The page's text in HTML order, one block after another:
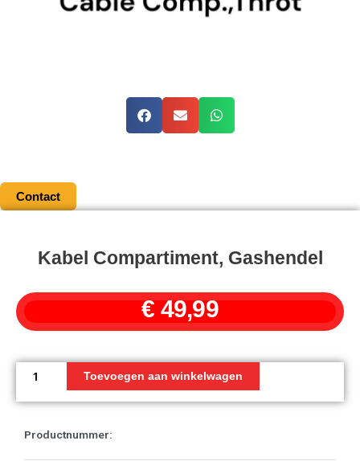
Contact
Kabel Compartiment, Gashendel
€49,99
Kabel
compartiment,
gashendel
aantal
Toevoegen aan winkelwagen
Productnummer: